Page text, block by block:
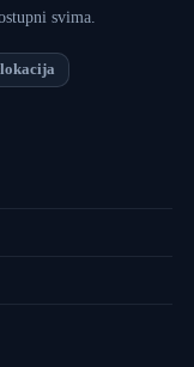
svima.
lokacija